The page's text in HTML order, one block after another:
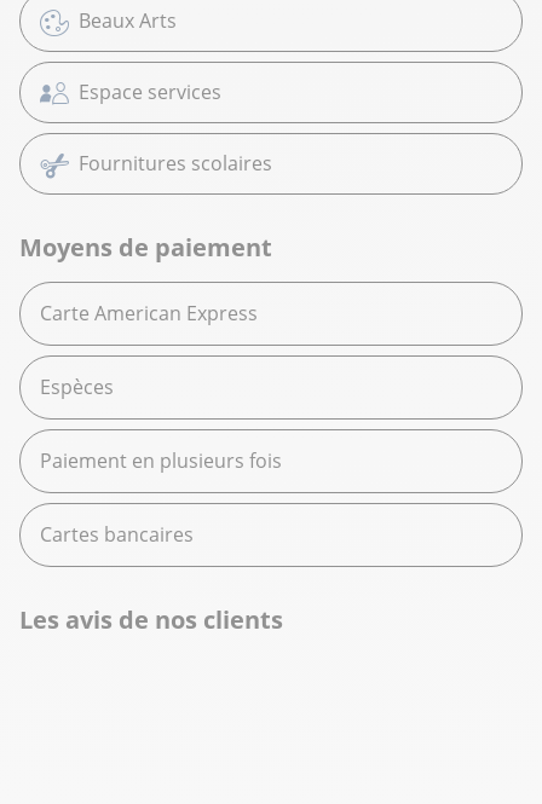
Beaux Arts
Espace services
Fournitures scolaires
Moyens de paiement
Carte American Express
Espèces
Paiement en plusieurs fois
Cartes bancaires
Les avis de nos clients